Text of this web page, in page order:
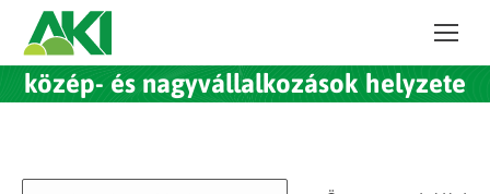
közép- és nagyvállalkozások helyzete